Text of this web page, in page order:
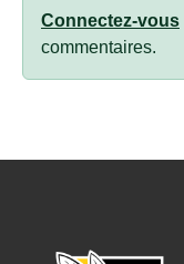
Connectez-vous
commentaires.